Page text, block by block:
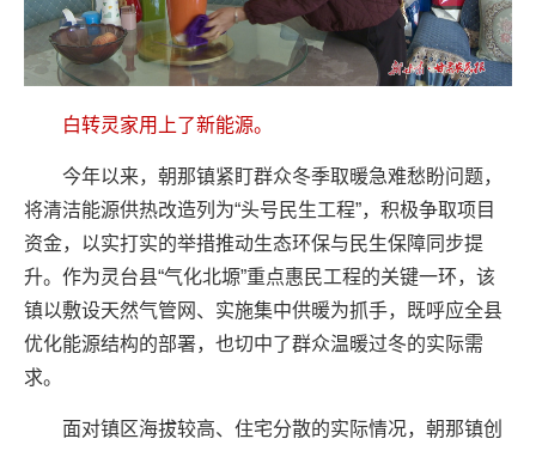
白转灵家用上了新能源。
今年以来，朝那镇紧盯群众冬季取暖急难愁盼问题，
将清洁能源供热改造列为“头号民生工程”，积极争取项目
资金，以实打实的举措推动生态环保与民生保障同步提
升。作为灵台县“气化北塬”重点惠民工程的关键一环，该
镇以敷设天然气管网、实施集中供暖为抓手，既呼应全县
优化能源结构的部署，也切中了群众温暖过冬的实际需
求。
面对镇区海拔较高、住宅分散的实际情况，朝那镇创